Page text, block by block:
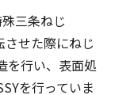
三条ねじ
させた際にねじ
を行い、表面処
を行っていま